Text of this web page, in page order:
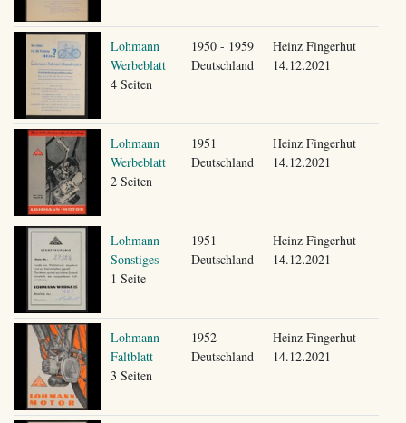
Lohmann
Werbeblatt
4 Seiten
1950 - 1959
Deutschland
Heinz Fingerhut
14.12.2021
Lohmann
Werbeblatt
2 Seiten
1951
Deutschland
Heinz Fingerhut
14.12.2021
Lohmann
Sonstiges
1 Seite
1951
Deutschland
Heinz Fingerhut
14.12.2021
Lohmann
Faltblatt
3 Seiten
1952
Deutschland
Heinz Fingerhut
14.12.2021